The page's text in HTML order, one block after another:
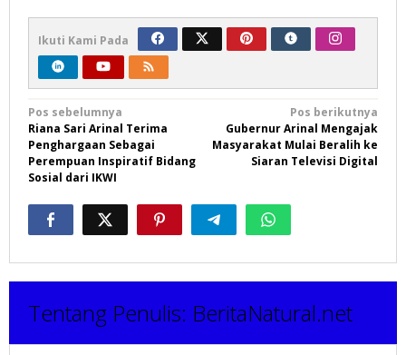
Ikuti Kami Pada
Navigasi
pos
Pos sebelumnya
Riana Sari Arinal Terima
Penghargaan Sebagai
Perempuan Inspiratif Bidang
Sosial dari IKWI
Pos berikutnya
Gubernur Arinal Mengajak
Masyarakat Mulai Beralih ke
Siaran Televisi Digital
Tentang Penulis: BeritaNatural.net